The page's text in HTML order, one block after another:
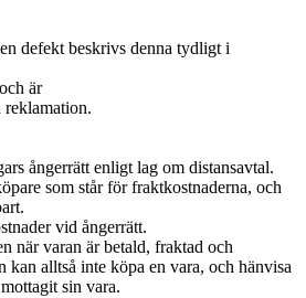
defekt beskrivs denna tydligt i
är
ångerrätt enligt lag om distansavtal.
som står för fraktkostnaderna, och
vid ångerrätt.
när varan är betald, fraktad och
kan alltså inte köpa en vara, och hänvisa
sin vara.